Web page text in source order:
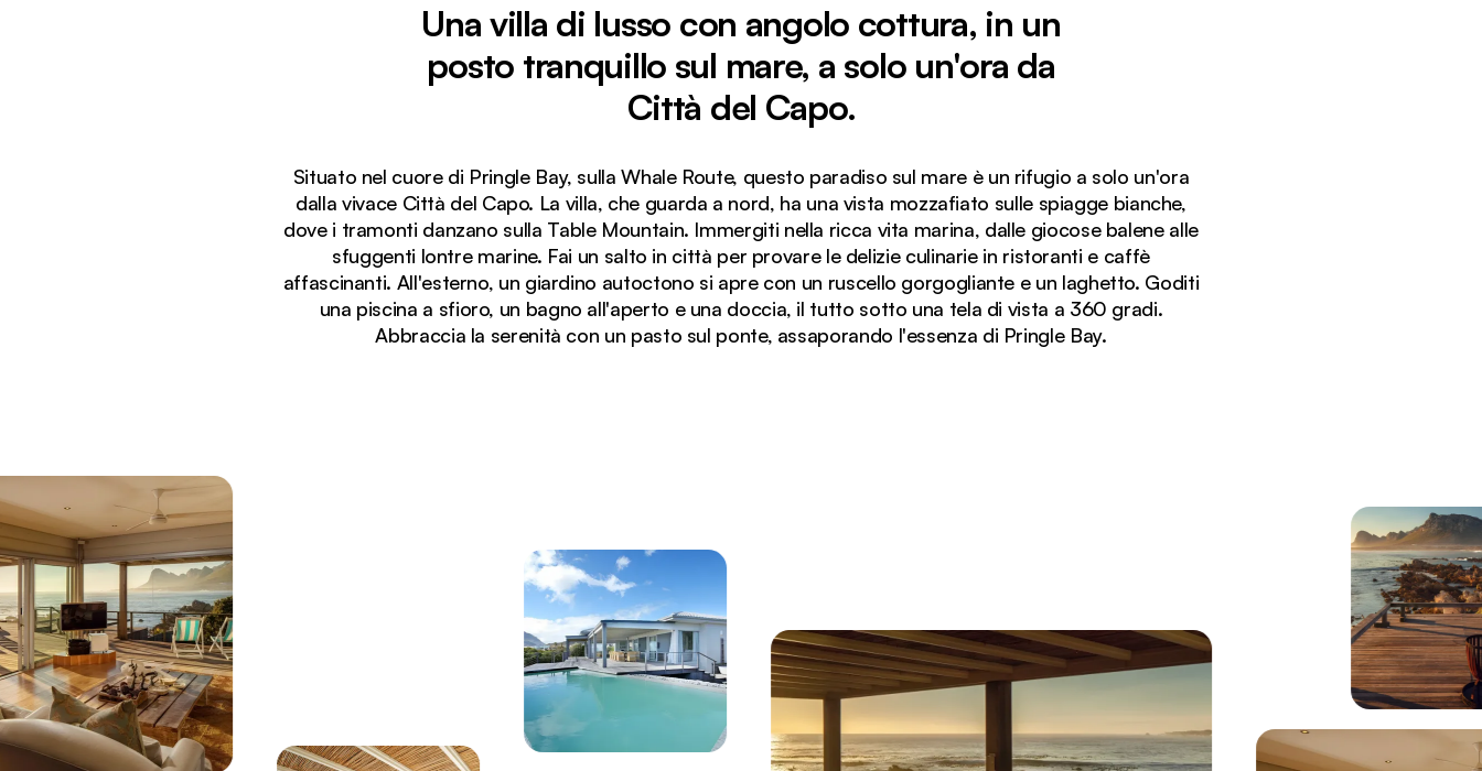
Una villa di lusso con angolo cottura, in un
posto tranquillo sul mare, a solo un'ora da
Città del Capo.
Situato nel cuore di Pringle Bay, sulla Whale Route, questo paradiso sul mare è un rifugio a solo un'ora
dalla vivace Città del Capo. La villa, che guarda a nord, ha una vista mozzafiato sulle spiagge bianche,
dove i tramonti danzano sulla Table Mountain. Immergiti nella ricca vita marina, dalle giocose balene alle
sfuggenti lontre marine. Fai un salto in città per provare le delizie culinarie in ristoranti e caffè
affascinanti. All'esterno, un giardino autoctono si apre con un ruscello gorgogliante e un laghetto. Goditi
una piscina a sfioro, un bagno all'aperto e una doccia, il tutto sotto una tela di vista a 360 gradi.
Abbraccia la serenità con un pasto sul ponte, assaporando l'essenza di Pringle Bay.